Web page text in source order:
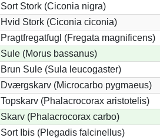
Sort Stork (Ciconia nigra)
Hvid Stork (Ciconia ciconia)
Pragtfregatfugl (Fregata magnificens)
Sule (Morus bassanus)
Brun Sule (Sula leucogaster)
Dværgskarv (Microcarbo pygmaeus)
Topskarv (Phalacrocorax aristotelis)
Skarv (Phalacrocorax carbo)
Sort Ibis (Plegadis falcinellus)